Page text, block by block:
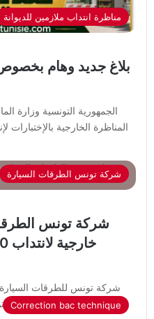
مناظرة انتداب ملازمين للديوانة
بلاغ جديد وهام
الجمهورية التونسية وزارة
المناظرة الخارجية بالإختبارات
شركة تونس الطرقات السيارة
شركة تونس
شركة تونس للطرقات
لسنة 2026 أعلنت شركة تونس للطرقات السيارة عن فتح باب…
Correction bac technique